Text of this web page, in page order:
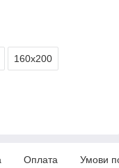
160х200
Оплата Умови